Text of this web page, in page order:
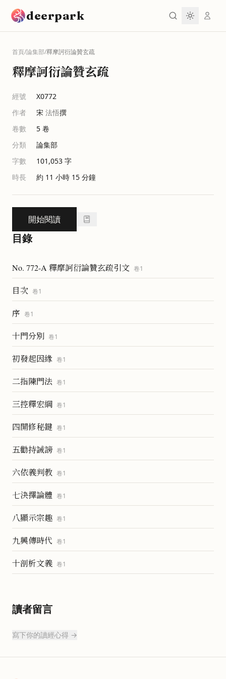
deerpark
首頁/論集部/釋摩訶衍論贊玄疏
釋摩訶衍論贊玄疏
經號
X0772
作者
宋 法悟撰
卷數
5 卷
分類
論集部
字數
101,053 字
時長
約 11 小時 15 分鐘
開始閱讀
目錄
No. 772-A 釋摩訶衍論贊玄疏引文 卷1
目次 卷1
序 卷1
十門分別 卷1
初發起因緣 卷1
二指陳門法 卷1
三控釋宏綱 卷1
四開修秘鍵 卷1
五勸持誡謗 卷1
六依義判教 卷1
七決擇論體 卷1
八顯示宗趣 卷1
九興傳時代 卷1
十剖析文義 卷1
讀者留言
寫下你的讀經心得 →